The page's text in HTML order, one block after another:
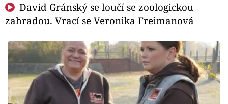
David Gránský se loučí se zoologickou
zahradou. Vrací se Veronika Freimanová